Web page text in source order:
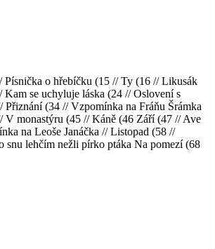
Písnička o hřebíčku (15 // Ty (16 // Likusák
se uchyluje láska (24 // Oslovení s
(34 // Vzpomínka na Fráňu Šrámka
monastýru (45 // Káně (46 Září (47 // Ave
na Leoše Janáčka // Listopad (58 //
snu lehčím nežli pírko ptáka Na pomezí (68